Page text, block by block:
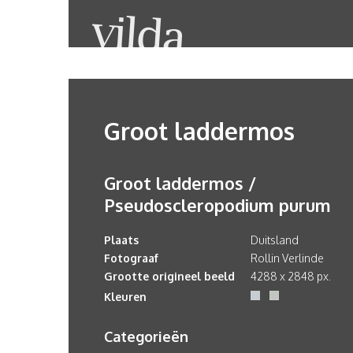
Groot laddermos
Groot laddermos /
Pseudoscleropodium purum
Plaats
Duitsland
Fotograaf
Rollin Verlinde
Grootte origineel beeld
4288 x 2848 px.
Kleuren
Categorieën